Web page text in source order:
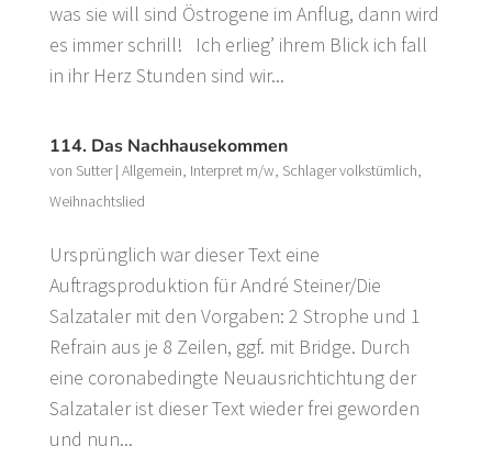
was sie will sind Östrogene im Anflug, dann wird
es immer schrill! Ich erlieg’ ihrem Blick ich fall
in ihr Herz Stunden sind wir...
114. Das Nachhausekommen
von Sutter| Allgemein, Interpret m/w, Schlager volkstümlich,
Weihnachtslied
Ursprünglich war dieser Text eine
Auftragsproduktion für André Steiner/Die
Salzataler mit den Vorgaben: 2 Strophe und 1
Refrain aus je 8 Zeilen, ggf. mit Bridge. Durch
eine coronabedingte Neuausrichtichtung der
Salzataler ist dieser Text wieder frei geworden
und nun...